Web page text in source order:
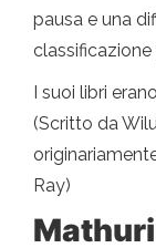
pausa e una
I suoi libri
(Scritto da
Ray)